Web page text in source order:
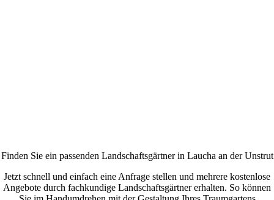
Finden Sie ein passenden Landschaftsgärtner in Laucha an der Unstrut
Jetzt schnell und einfach eine Anfrage stellen und mehrere kostenlose
Angebote durch fachkundige Landschaftsgärtner erhalten. So können